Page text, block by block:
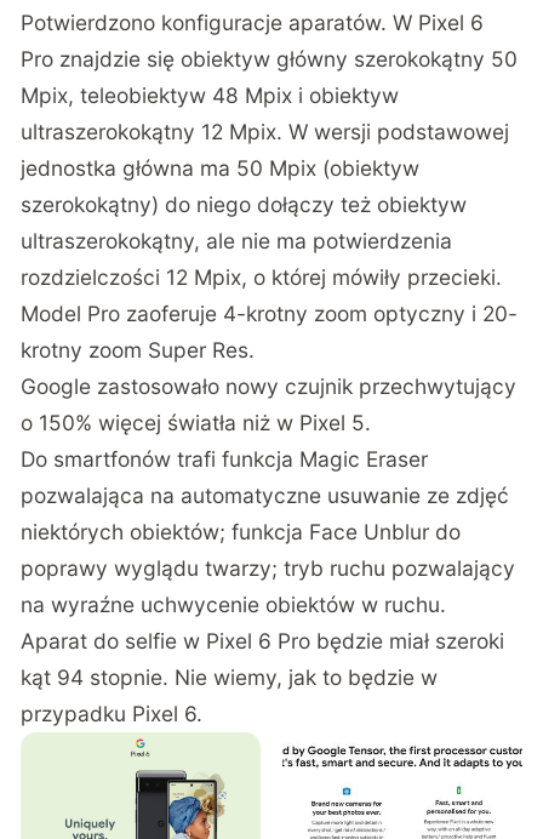
Potwierdzono konfiguracje aparatów. W Pixel 6
Pro znajdzie się obiektyw główny szerokokątny 50
Mpix, teleobiektyw 48 Mpix i obiektyw
ultraszerokokątny 12 Mpix. W wersji podstawowej
jednostka główna ma 50 Mpix (obiektyw
szerokokątny) do niego dołączy też obiektyw
ultraszerokokątny, ale nie ma potwierdzenia
rozdzielczości 12 Mpix, o której mówiły przecieki.
Model Pro zaoferuje 4-krotny zoom optyczny i 20-
krotny zoom Super Res.
Google zastosowało nowy czujnik przechwytujący
o 150% więcej światła niż w Pixel 5.
Do smartfonów trafi funkcja Magic Eraser
pozwalająca na automatyczne usuwanie ze zdjęć
niektórych obiektów; funkcja Face Unblur do
poprawy wyglądu twarzy; tryb ruchu pozwalający
na wyraźne uchwycenie obiektów w ruchu.
Aparat do selfie w Pixel 6 Pro będzie miał szeroki
kąt 94 stopnie. Nie wiemy, jak to będzie w
przypadku Pixel 6.